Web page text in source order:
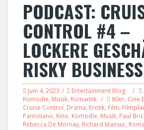
PODCAST:
CONTROL #4 –
LOCKERE
RISKY
Juni 4, 2023 Entertainment Blog
Komödie, Musik, Romantik 80er, Cine
Cruise Control, Drama, Erotik, Film,
Pantoliano, Kino, Komödie, Musik, Paul
Rebecca De Mornay, Richard Mansur,